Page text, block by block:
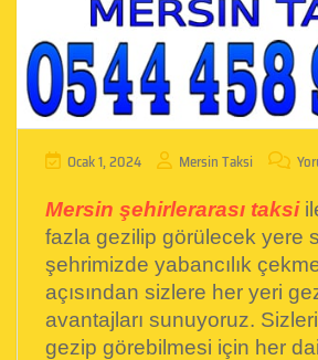
Ocak 1, 2024 Mersin Taksi
Mersin şehirlerarası taksi
fazla gezilip görülecek yere
şehrimizde yabancılık
açısından sizlere her yeri
avantajları sunuyoruz.
gezip görebilmesi için her